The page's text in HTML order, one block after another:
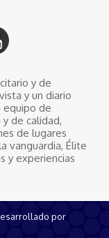
y de
y un diario
equipo de
de calidad,
de lugares
vanguardia, Élite
y experiencias
por